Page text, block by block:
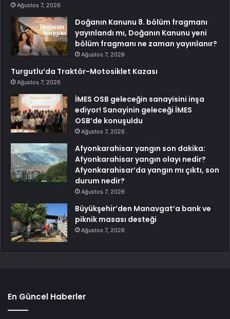
Ağustos 7, 2026
Doğanın Kanunu 8. bölüm fragmanı
yayınlandı mı, Doğanın Kanunu yeni
bölüm fragmanı ne zaman yayınlanır?
Ağustos 7, 2026
Turgutlu’da Traktör-Motosiklet Kazası
Ağustos 7, 2026
İMES OSB geleceğin sanayisini inşa
ediyor! Sanayinin geleceği İMES
OSB’de konuşuldu
Ağustos 7, 2026
Afyonkarahisar yangın son dakika:
Afyonkarahisar yangın olayı nedir?
Afyonkarahisar’da yangın mı çıktı, son
durum nedir?
Ağustos 7, 2026
Büyükşehir’den Manavgat’a bank ve
piknik masası desteği
Ağustos 7, 2026
En Güncel Haberler